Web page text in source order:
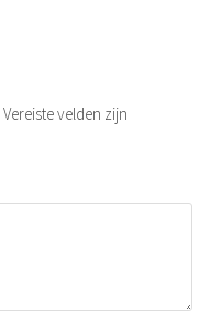
Vereiste velden zijn